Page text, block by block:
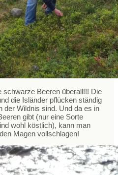
schwarze Beeren überall!!! Die
die Isländer pflücken ständig
der Wildnis sind. Und da es in
gibt (nur eine Sorte
wohl köstlich), kann man
Magen vollschlagen!